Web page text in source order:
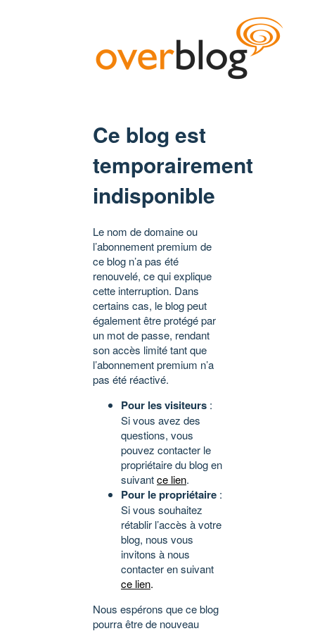
Ce blog est
temporairement
indisponible
Le nom de domaine ou
l’abonnement premium de
ce blog n’a pas été
renouvelé, ce qui explique
cette interruption. Dans
certains cas, le blog peut
également être protégé par
un mot de passe, rendant
son accès limité tant que
l’abonnement premium n’a
pas été réactivé.
Pour les visiteurs :
Si vous avez des
questions, vous
pouvez contacter le
propriétaire du blog en
suivantce lien.
Pour le propriétaire :
Si vous souhaitez
rétablir l’accès à votre
blog, nous vous
invitons à nous
contacter en suivant
ce lien.
Nous espérons que ce blog
pourra être de nouveau